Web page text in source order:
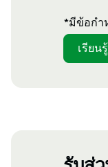
*มีข้อกำ
เรียน